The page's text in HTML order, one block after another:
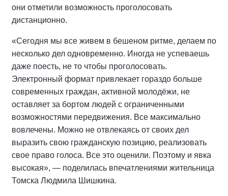
они отметили возможность проголосовать
дистанционно.
«Сегодня мы все живем в бешеном ритме, делаем по
несколько дел одновременно. Иногда не успеваешь
даже поесть, не то чтобы проголосовать.
Электронный формат привлекает гораздо больше
современных граждан, активной молодёжи, не
оставляет за бортом людей с ограниченными
возможностями передвижения. Все максимально
вовлечены. Можно не отвлекаясь от своих дел
выразить свою гражданскую позицию, реализовать
свое право голоса. Все это оценили. Поэтому и явка
высокая», — поделилась впечатлениями жительница
Томска Людмила Шишкина.